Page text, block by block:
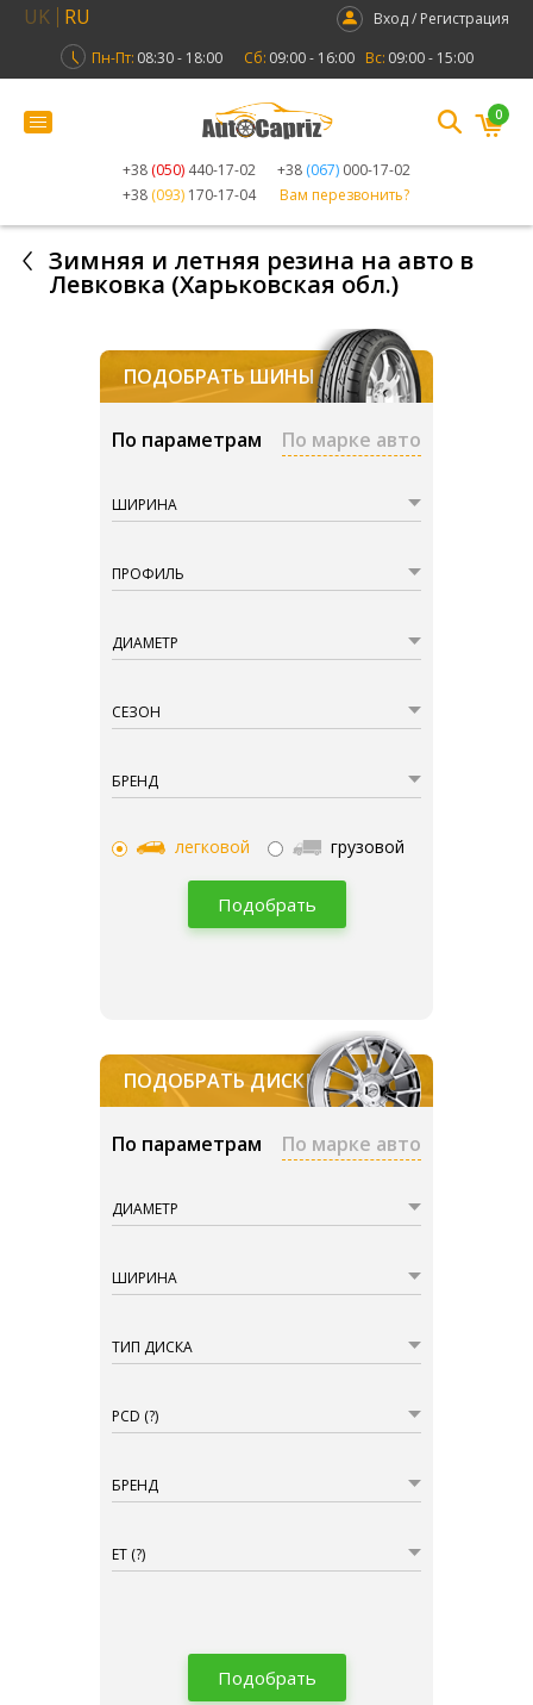
UK RU
Вход / Регистрация
Пн-Пт: 08:30 - 18:00 Сб: 09:00 - 16:00 Вс: 09:00 - 15:00
+38 (050) 440-17-02 +38 (067) 000-17-02
+38 (093) 170-17-04 Вам перезвонить?
0
Зимняя и летняя резина на авто в
Левковка (Харьковская обл.)
ПОДОБРАТЬ ШИНЫ
По параметрам По марке авто
ШИРИНА
ПРОФИЛЬ
ДИАМЕТР
СЕЗОН
БРЕНД
легковой грузовой
Подобрать
ПОДОБРАТЬ ДИСКИ
По параметрам По марке авто
ДИАМЕТР
ШИРИНА
ТИП ДИСКА
PCD (?)
БРЕНД
ET (?)
Подобрать